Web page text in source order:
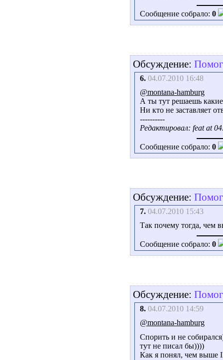
Сообщение собрало: 0
Обсуждение:
6. 04.07.2010 16:48
@montana-hamburg
А ты тут решаешь
Ни кто не заставляет
----------
Редактировал: feat at
Сообщение собрало: 0
Обсуждение:
7. 04.07.2010 15:43
Так почему тогда, чем
Сообщение собрало: 0
Обсуждение:
8. 04.07.2010 14:59
@montana-hamburg
Спорить и не
тут не писал бы))))
Как я понял, чем выше